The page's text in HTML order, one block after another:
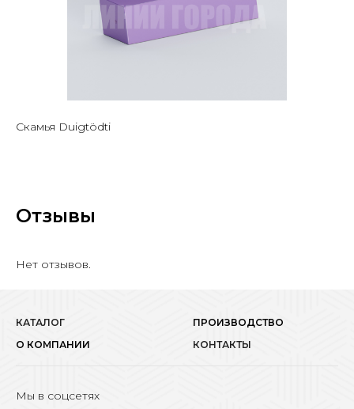
Скамья Duigtödti
Отзывы
Нет отзывов.
КАТАЛОГ
ПРОИЗВОДСТВО
О КОМПАНИИ
КОНТАКТЫ
Мы в соцсетях